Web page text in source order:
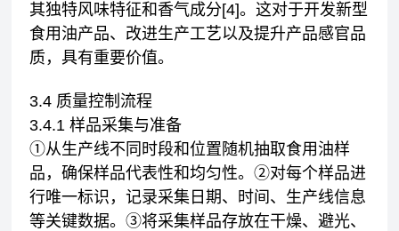
其独特风味特征和香气成分[4]。这对于开发新型
食用油产品、改进生产工艺以及提升产品感官品
质，具有重要价值。
3.4 质量控制流程
3.4.1 样品采集与准备
①从生产线不同时段和位置随机抽取食用油样
品，确保样品代表性和均匀性。②对每个样品进
行唯一标识，记录采集日期、时间、生产线信息
等关键数据。③将采集样品存放在干燥、避光、